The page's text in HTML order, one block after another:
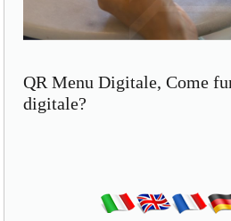
QR Menu Digitale, Come
digitale?